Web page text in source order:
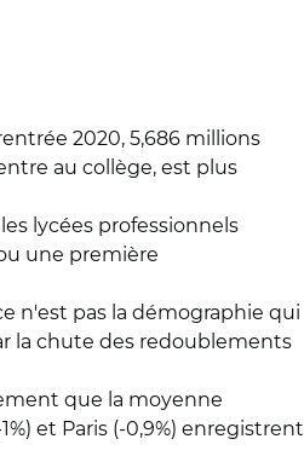
2020, 5,686 millions
au collège, est plus
lycées professionnels
une première
n'est pas la démographie qui
la chute des redoublements
que la moyenne
et Paris (-0,9%) enregistrent